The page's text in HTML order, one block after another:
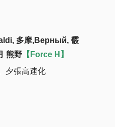
多摩,Верный, 霰
熊野【Force H】
夕張高速化